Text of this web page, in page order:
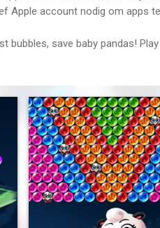
Apple account nodig om apps
bubbles, save baby pandas!
challenging puzzles and
shooter power ups to free
obstacles
free rewards